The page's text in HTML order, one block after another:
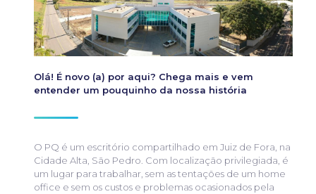
Olá! É novo (a) por aqui? Chega mais e vem
entender um pouquinho da nossa história
O PQ é um escritório compartilhado em Juiz de Fora, na
Cidade Alta, São Pedro. Com localização privilegiada, é
um lugar para trabalhar, sem as tentações de um home
office e sem os custos e problemas ocasionados pela